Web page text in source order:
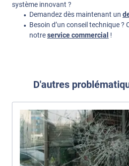
système innovant ?
Demandez dès maintenant un
Besoin d’un conseil technique
notreservice commercial !
D'autres